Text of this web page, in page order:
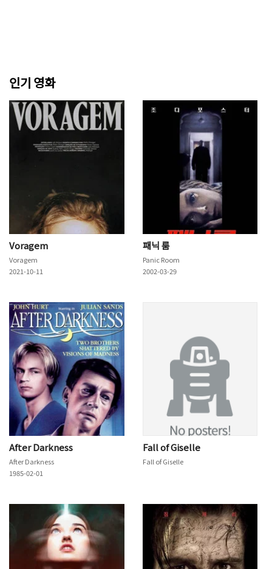
인기 영화
Voragem
Voragem
2021-10-11
패닉 룸
Panic Room
2002-03-29
After Darkness
After Darkness
1985-02-01
Fall of Giselle
Fall of Giselle